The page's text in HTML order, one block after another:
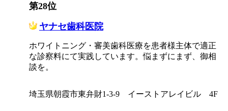
第28位
ヤナセ歯科医院
ホワイトニング・審美歯科医療を患者様主体で適正
な診察料にて実践しています。悩まずにまず、御相
談を。
埼玉県朝霞市東弁財1-3-9 イーストアレイビル 4F